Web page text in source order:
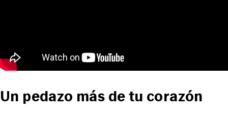
Un pedazo más de tu corazón